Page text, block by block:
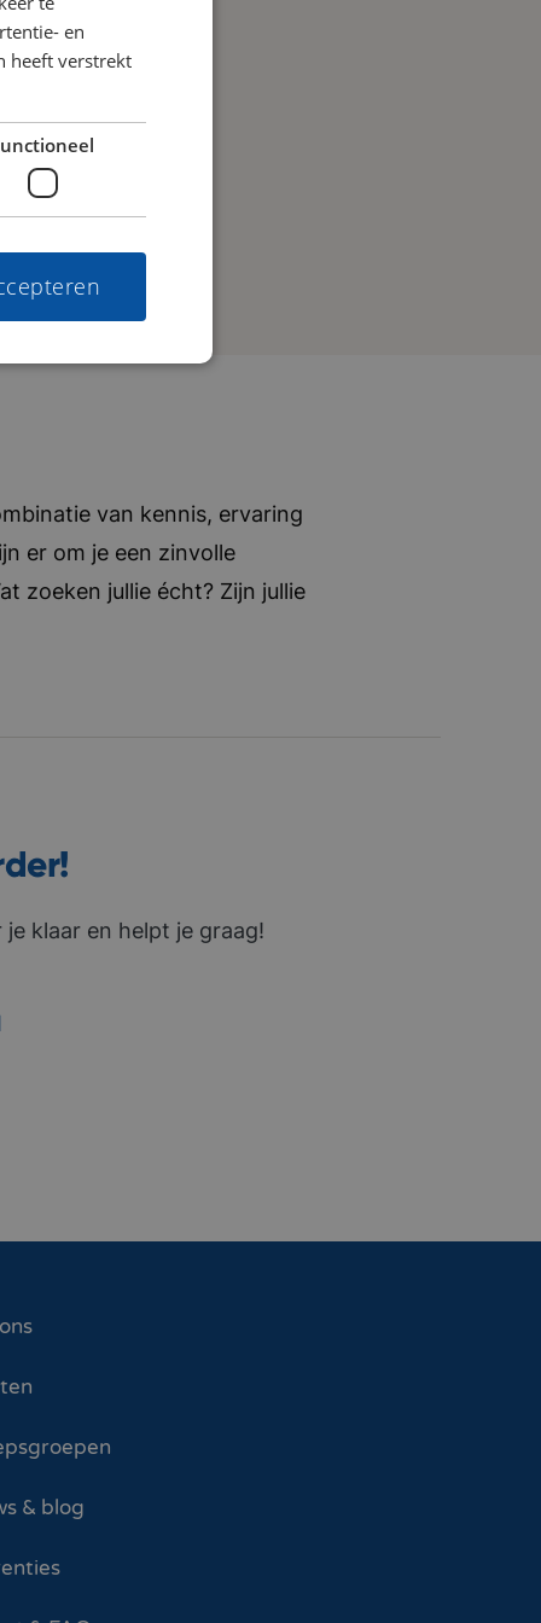
van kennis, ervaring
er om je een zinvolle
zoeken jullie écht? Zijn jullie
klaar en helpt je graag!
& blog
en
heeft verstrekt